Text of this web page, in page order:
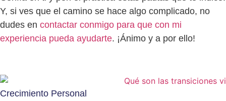
Y, si ves que el camino se hace algo complicado, no
dudes en contactar conmigo para que con mi
experiencia pueda ayudarte. ¡Ánimo y a por ello!
Crecimiento Personal